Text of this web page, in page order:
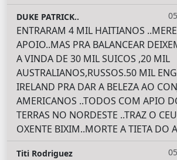
DUKE PATRICK..
ENTRARAM 4 MIL HAITIANOS
APOIO..MAS PRA BALANCEAR
A VINDA DE 30 MIL SUICOS ,20 MIL
AUSTRALIANOS,RUSSOS.50 MIL
IRELAND PRA DAR A BELEZA AO
AMERICANOS ..TODOS COM APIO
TERRAS NO NORDESTE ..TRAZ O
OXENTE BIXIM..MORTE A TIETA DO
Titi Rodriguez